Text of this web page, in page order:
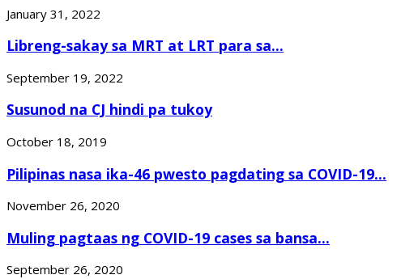
January 31, 2022
Libreng-sakay sa MRT at LRT para sa...
September 19, 2022
Susunod na CJ hindi pa tukoy
October 18, 2019
Pilipinas nasa ika-46 pwesto pagdating sa COVID-19...
November 26, 2020
Muling pagtaas ng COVID-19 cases sa bansa...
September 26, 2020